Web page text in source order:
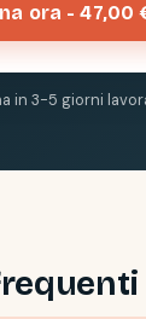
ora - 47,00
in 3-5 giorni